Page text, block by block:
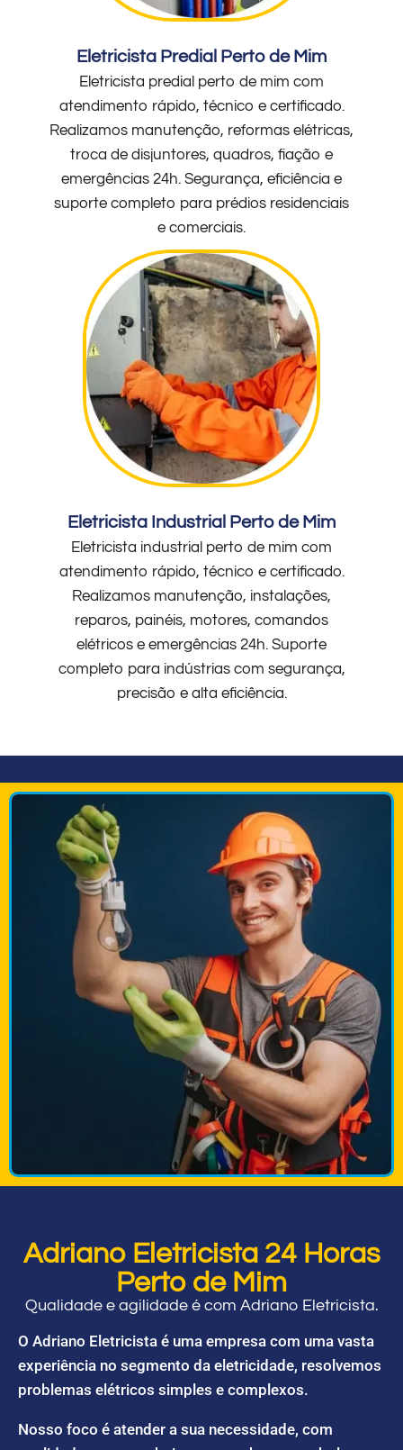
Eletricista Predial Perto de Mim
Eletricista predial perto de mim com
atendimento rápido, técnico e certificado.
Realizamos manutenção, reformas elétricas,
troca de disjuntores, quadros, fiação e
emergências 24h. Segurança, eficiência e
suporte completo para prédios residenciais
e comerciais.
Eletricista Industrial Perto de Mim
Eletricista industrial perto de mim com
atendimento rápido, técnico e certificado.
Realizamos manutenção, instalações,
reparos, painéis, motores, comandos
elétricos e emergências 24h. Suporte
completo para indústrias com segurança,
precisão e alta eficiência.
Adriano Eletricista 24 Horas
Perto de Mim
Qualidade e agilidade é com Adriano Eletricista.
O Adriano Eletricista é uma empresa com uma vasta
experiência no segmento da eletricidade, resolvemos
problemas elétricos simples e complexos.
Nosso foco é atender a sua necessidade, com